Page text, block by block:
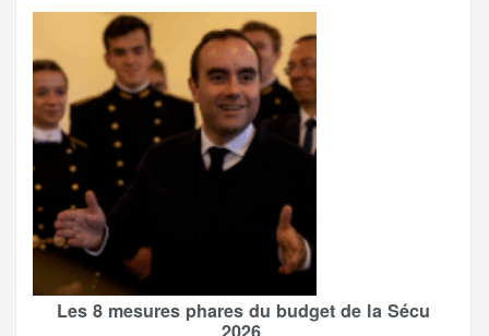
Les 8 mesures phares du budget de la Sécu
2026